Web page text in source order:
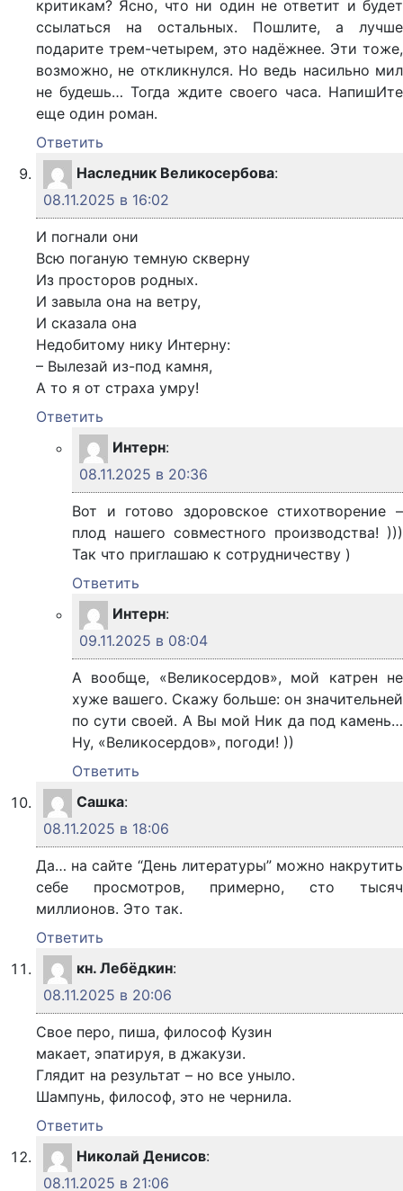
критикам? Ясно, что ни один не ответит и будет
ссылаться на остальных. Пошлите, а лучше
подарите трем-четырем, это надёжнее. Эти тоже,
возможно, не откликнулся. Но ведь насильно мил
не будешь… Тогда ждите своего часа. НапишИте
еще один роман.
Ответить
Наследник Великосербова:
08.11.2025 в 16:02
И погнали они
Всю поганую темную скверну
Из просторов родных.
И завыла она на ветру,
И сказала она
Недобитому нику Интерну:
– Вылезай из-под камня,
А то я от страха умру!
Ответить
Интерн:
08.11.2025 в 20:36
Вот и готово здоровское стихотворение –
плод нашего совместного производства! )))
Так что приглашаю к сотрудничеству )
Ответить
Интерн:
09.11.2025 в 08:04
А вообще, «Великосердов», мой катрен не
хуже вашего. Скажу больше: он значительней
по сути своей. А Вы мой Ник да под камень…
Ну, «Великосердов», погоди! ))
Ответить
Сашка:
08.11.2025 в 18:06
Да… на сайте “День литературы” можно накрутить
себе просмотров, примерно, сто тысяч
миллионов. Это так.
Ответить
кн. Лебёдкин:
08.11.2025 в 20:06
Свое перо, пиша, философ Кузин
макает, эпатируя, в джакузи.
Глядит на результат – но все уныло.
Шампунь, философ, это не чернила.
Ответить
Николай Денисов:
08.11.2025 в 21:06